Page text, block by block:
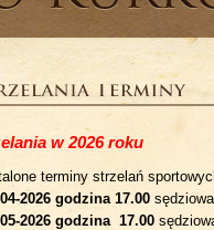
w 2026 roku
terminy strzelań
2026 godzina 17.00
2026 godzina 17.00